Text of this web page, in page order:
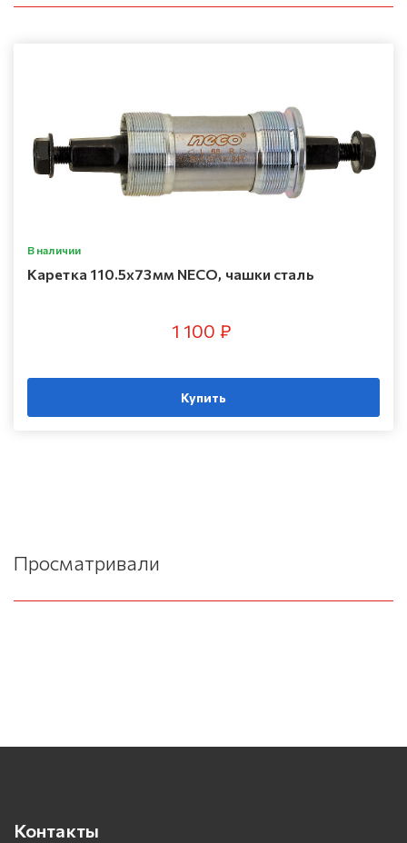
В наличии
Каретка 110.5х73мм NECO, чашки сталь
1 100 ₽
Купить
Просматривали
Контакты